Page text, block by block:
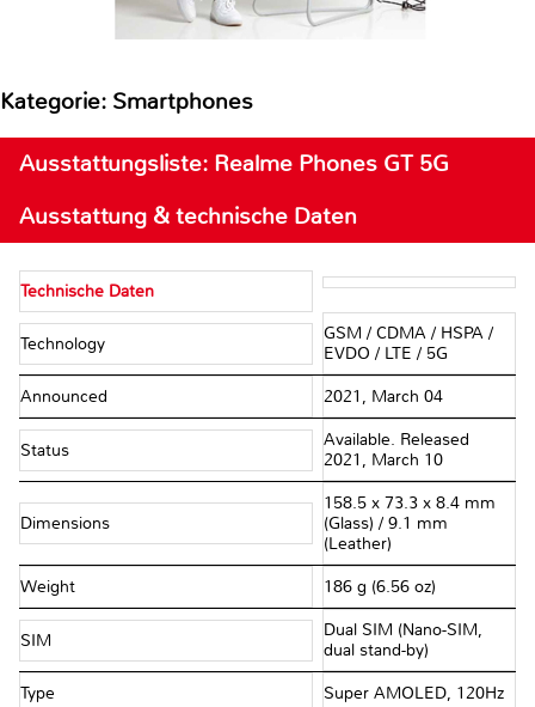
Kategorie: Smartphones
Ausstattungsliste: Realme Phones GT 5G
Ausstattung & technische Daten
Technische Daten
Technology
GSM / CDMA / HSPA /
EVDO / LTE / 5G
Announced 2021, March 04
Status
Available. Released
2021, March 10
Dimensions
158.5 x 73.3 x 8.4 mm
(Glass) / 9.1 mm
(Leather)
Weight 186 g (6.56 oz)
SIM
Dual SIM (Nano-SIM,
dual stand-by)
Type Super AMOLED, 120Hz